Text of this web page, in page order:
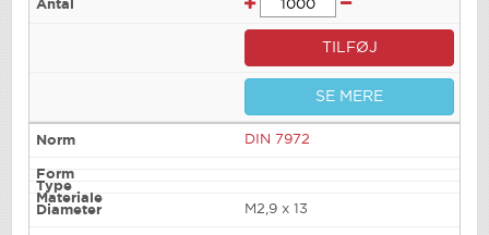
TILFØJ
SE MERE
DIN 7972
M2,9 x 13